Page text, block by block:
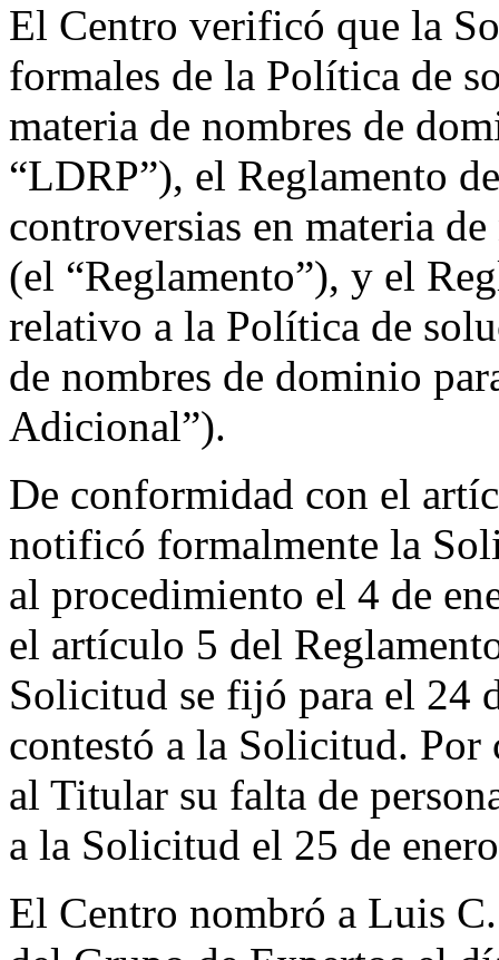
El Centro verificó que la
formales de la Política de
materia de nombres de
“LDRP”), el Reglamento
controversias en materia
(el “Reglamento”), y el
relativo a la Política de
de nombres de dominio
Adicional”).
De conformidad con el
notificó formalmente la
al procedimiento el 4 de
el artículo 5 del
Solicitud se fijó para el 24
contestó a la Solicitud.
al Titular su falta de
a la Solicitud el 25 de
El Centro nombró a Luis